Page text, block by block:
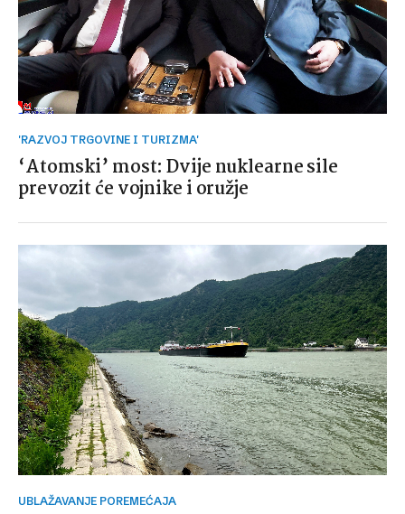
'RAZVOJ TRGOVINE I TURIZMA'
‘Atomski’ most: Dvije nuklearne sile
prevozit će vojnike i oružje
UBLAŽAVANJE POREMEĆAJA